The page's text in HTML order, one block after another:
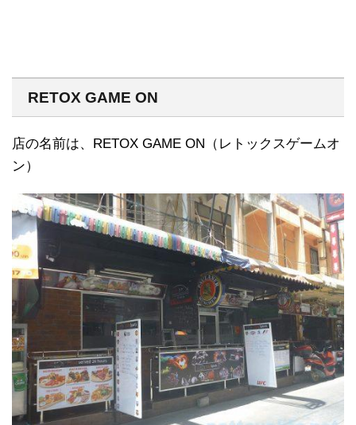
RETOX GAME ON
店の名前は、RETOX GAME ON（レトックスゲームオ
ン）